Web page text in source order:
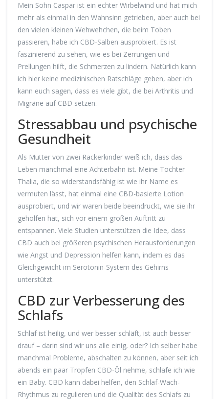
Mein Sohn Caspar ist ein echter Wirbelwind und hat mich
mehr als einmal in den Wahnsinn getrieben, aber auch bei
den vielen kleinen Wehwehchen, die beim Toben
passieren, habe ich CBD-Salben ausprobiert. Es ist
faszinierend zu sehen, wie es bei Zerrungen und
Prellungen hilft, die Schmerzen zu lindern. Natürlich kann
ich hier keine medizinischen Ratschläge geben, aber ich
kann euch sagen, dass es viele gibt, die bei Arthritis und
Migräne auf CBD setzen.
Stressabbau und psychische
Gesundheit
Als Mutter von zwei Rackerkinder weiß ich, dass das
Leben manchmal eine Achterbahn ist. Meine Tochter
Thalia, die so widerstandsfähig ist wie ihr Name es
vermuten lässt, hat einmal eine CBD-basierte Lotion
ausprobiert, und wir waren beide beeindruckt, wie sie ihr
geholfen hat, sich vor einem großen Auftritt zu
entspannen. Viele Studien unterstützen die Idee, dass
CBD auch bei größeren psychischen Herausforderungen
wie Angst und Depression helfen kann, indem es das
Gleichgewicht im Serotonin-System des Gehirns
unterstützt.
CBD zur Verbesserung des
Schlafs
Schlaf ist heilig, und wer besser schläft, ist auch besser
drauf – darin sind wir uns alle einig, oder? Ich selber habe
manchmal Probleme, abschalten zu können, aber seit ich
abends ein paar Tropfen CBD-Öl nehme, schlafe ich wie
ein Baby. CBD kann dabei helfen, den Schlaf-Wach-
Rhythmus zu regulieren und die Qualität des Schlafs zu